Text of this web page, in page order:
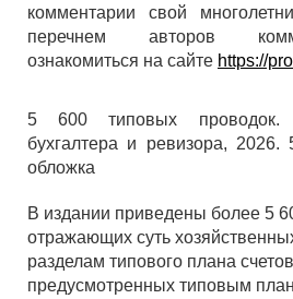
комментарии свой
перечнем авторов
ознакомиться на сайте https://
5 600 типовых проводок.
бухгалтера и ревизора, 2026.
обложка
В издании приведены более 5
отражающих суть
разделам типового плана
предусмотренных типовым